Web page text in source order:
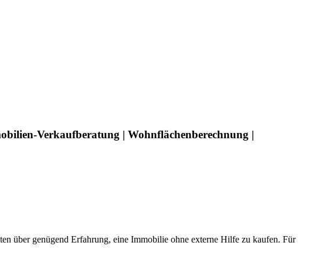
Verkaufberatung | Wohnflächenberechnung |
über genügend Erfahrung, eine Immobilie ohne externe Hilfe zu kaufen. Für